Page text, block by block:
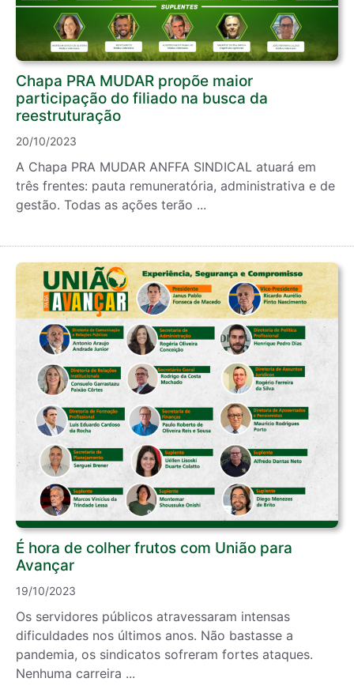
Chapa PRA MUDAR propõe maior
participação do filiado na busca da
reestruturação
20/10/2023
A Chapa PRA MUDAR ANFFA SINDICAL atuará em
três frentes: pauta remuneratória, administrativa e de
gestão. Todas as ações terão ...
É hora de colher frutos com União para
Avançar
19/10/2023
Os servidores públicos atravessaram intensas
dificuldades nos últimos anos. Não bastasse a
pandemia, os sindicatos sofreram fortes ataques.
Nenhuma carreira ...